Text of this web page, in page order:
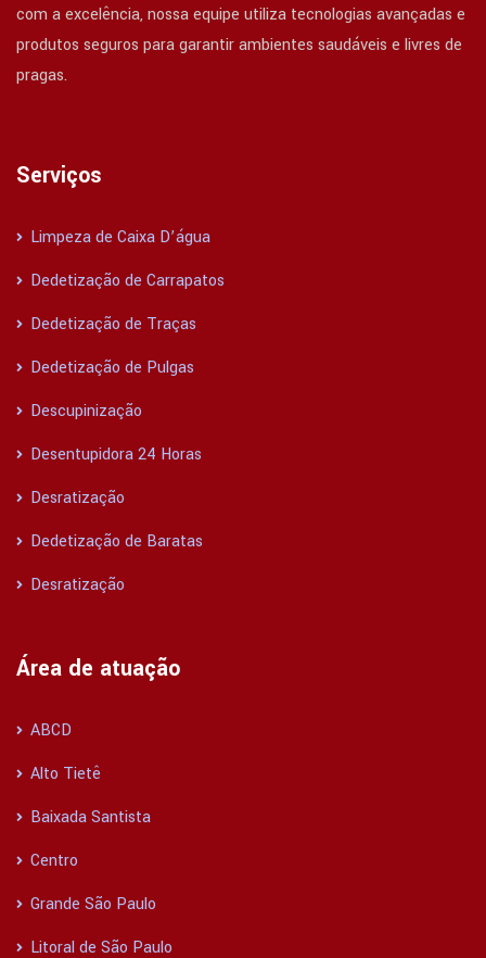
com a excelência, nossa equipe utiliza tecnologias avançadas e
produtos seguros para garantir ambientes saudáveis e livres de
pragas.
Serviços
Limpeza de Caixa D’água
Dedetização de Carrapatos
Dedetização de Traças
Dedetização de Pulgas
Descupinização
Desentupidora 24 Horas
Desratização
Dedetização de Baratas
Desratização
Área de atuação
ABCD
Alto Tietê
Baixada Santista
Centro
Grande São Paulo
Litoral de São Paulo